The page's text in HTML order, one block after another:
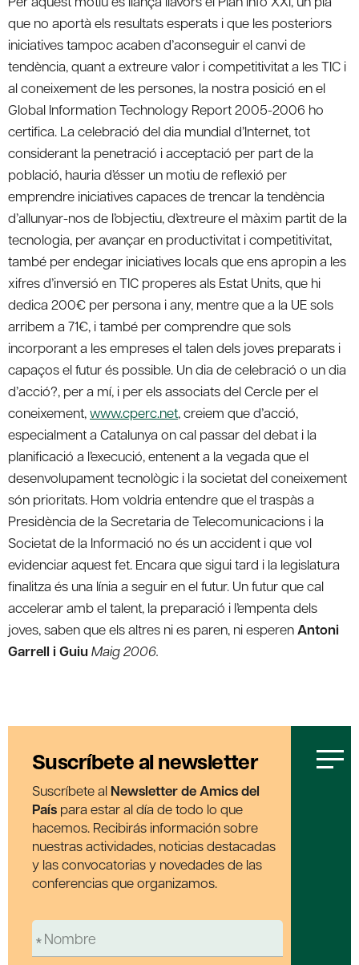
que no aportà els resultats esperats i que les posteriors
iniciatives tampoc acaben d’aconseguir el canvi de
tendència, quant a extreure valor i competitivitat a les TIC i
al coneixement de les persones, la nostra posició en el
Global Information Technology Report 2005-2006 ho
certifica. La celebració del dia mundial d’Internet, tot
considerant la penetració i acceptació per part de la
població, hauria d’ésser un motiu de reflexió per
emprendre iniciatives capaces de trencar la tendència
d’allunyar-nos de l’objectiu, d’extreure el màxim partit de la
tecnologia, per avançar en productivitat i competitivitat,
també per endegar iniciatives locals que ens apropin a les
xifres d’inversió en TIC properes als Estat Units, que hi
dedica 200€ per persona i any, mentre que a la UE sols
arribem a 71€, i també per comprendre que sols
incorporant a les empreses el talen dels joves preparats i
capaços el futur és possible. Un dia de celebració o un dia
d’acció?, per a mí, i per els associats del Cercle per el
coneixement,www.cperc.net, creiem que d’acció,
especialment a Catalunya on cal passar del debat i la
planificació a l’execució, entenent a la vegada que el
desenvolupament tecnològic i la societat del coneixement
són prioritats. Hom voldria entendre que el traspàs a
Presidència de la Secretaria de Telecomunicacions i la
Societat de la Informació no és un accident i que vol
evidenciar aquest fet. Encara que sigui tard i la legislatura
finalitza és una línia a seguir en el futur. Un futur que cal
accelerar amb el talent, la preparació i l’empenta dels
joves, saben que els altres ni es paren, ni esperenAntoni
Garrell i GuiuMaig 2006.
Suscríbete al newsletter
Suscríbete al Newsletter de Amics del
País para estar al día de todo lo que
hacemos. Recibirás información sobre
nuestras actividades, noticias destacadas
y las convocatorias y novedades de las
conferencias que organizamos.